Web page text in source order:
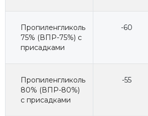
Пропиленгликоль
75% (ВПР-75%) с
присадками
-60
Пропиленгликоль
80% (ВПР-80%)
с присадками
-55